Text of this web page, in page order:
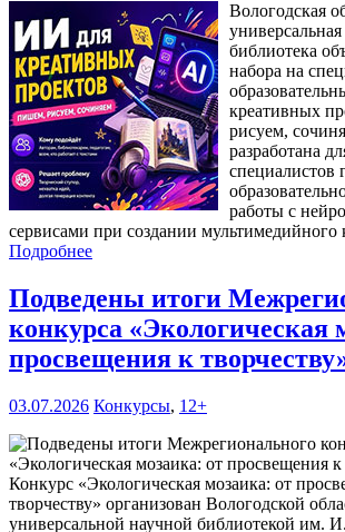
Вологодская
библиотека
набора на
креативных
рисуем,
разработана
специалистов
работы с
сервисами при создании мультимедийного
Подробнее
Подведены итоги
конкурса «Экологическая
просвещения к
03.07.2026 Конкурсы, 12+
Конкурс «Экологическая мозаика: от
творчеству» организован Вологодской
универсальной научной библиотекой им.